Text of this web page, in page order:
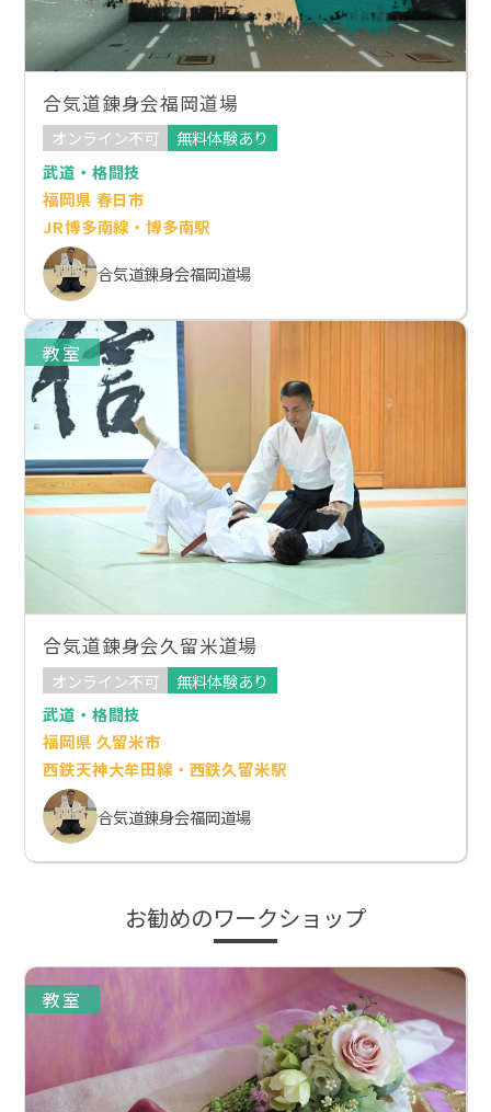
合気道錬身会福岡道場
オンライン不可
無料体験あり
武道・格闘技
福岡県 春日市
JR博多南線・博多南駅
合気道錬身会福岡道場
教室
合気道錬身会久留米道場
オンライン不可
無料体験あり
武道・格闘技
福岡県 久留米市
西鉄天神大牟田線・西鉄久留米駅
合気道錬身会福岡道場
お勧めのワークショップ
教室